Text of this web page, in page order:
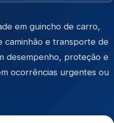
em guincho de carro,
caminhão e transporte de
desempenho, proteção e
ocorrências urgentes ou